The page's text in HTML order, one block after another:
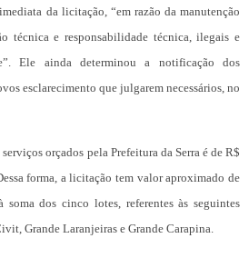
da licitação, “em razão da manutenção
técnica e responsabilidade técnica, ilegais e
Ele ainda determinou a notificação dos
esclarecimento que julgarem necessários, no
orçados pela Prefeitura da Serra é de R$
forma, a licitação tem valor aproximado de
dos cinco lotes, referentes às seguintes
Grande Laranjeiras e Grande Carapina.